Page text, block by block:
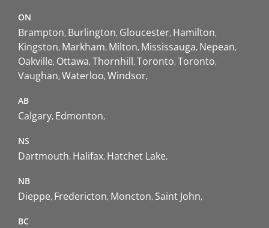
ON
Brampton Burlington Gloucester Hamilton
Kingston Markham Milton Mississauga Nepean
Oakville Ottawa Thornhill Toronto Toronto
Vaughan Waterloo Windsor
AB
Calgary Edmonton
NS
Dartmouth Halifax Hatchet Lake
NB
Dieppe Fredericton Moncton Saint John
BC